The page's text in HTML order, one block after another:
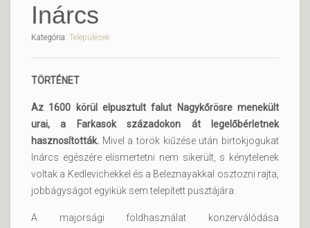
Inárcs
Kategória: Települések
TÖRTÉNET
Az 1600 körül elpusztult falut Nagykőrösre menekült
urai, a Farkasok századokon át legelőbérletnek
hasznosították. Mivel a török kiűzése után birtokjogukat
Inárcs egészére elismertetni nem sikerült, s kénytelenek
voltak a Kedlevichekkel és a Beleznayakkal osztozni rajta,
jobbágyságot egyikük sem telepített pusztájára.
A majorsági földhasználat konzerválódása